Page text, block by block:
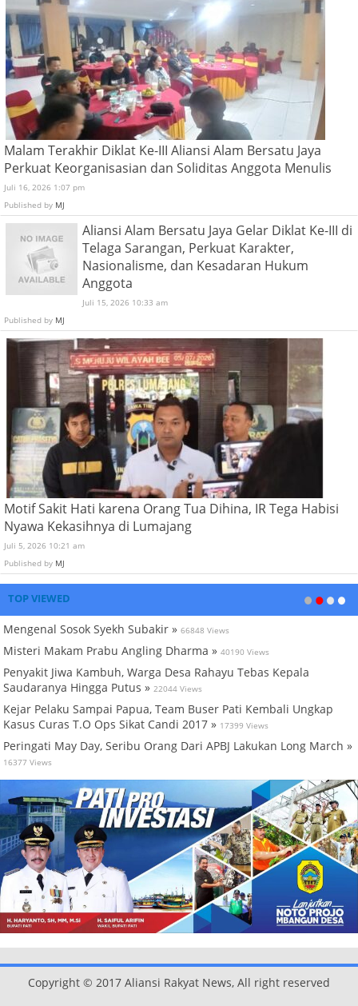
Malam Terakhir Diklat Ke-III Aliansi Alam Bersatu Jaya
Perkuat Keorganisasian dan Soliditas Anggota Menulis
Juli 16, 2026 1:07 pm
Published by MJ
Aliansi Alam Bersatu Jaya Gelar Diklat Ke-III di
Telaga Sarangan, Perkuat Karakter,
Nasionalisme, dan Kesadaran Hukum
Anggota
Juli 15, 2026 10:33 am
Published by MJ
Motif Sakit Hati karena Orang Tua Dihina, IR Tega Habisi
Nyawa Kekasihnya di Lumajang
Juli 5, 2026 10:21 am
Published by MJ
TOP VIEWED
Mengenal Sosok Syekh Subakir » 66848 Views
Misteri Makam Prabu Angling Dharma » 40190 Views
Penyakit Jiwa Kambuh, Warga Desa Rahayu Tebas Kepala
Saudaranya Hingga Putus » 22044 Views
Kejar Pelaku Sampai Papua, Team Buser Pati Kembali Ungkap
Kasus Curas T.O Ops Sikat Candi 2017 » 17399 Views
Peringati May Day, Seribu Orang Dari APBJ Lakukan Long March »
16377 Views
Copyright © 2017 Aliansi Rakyat News, All right reserved